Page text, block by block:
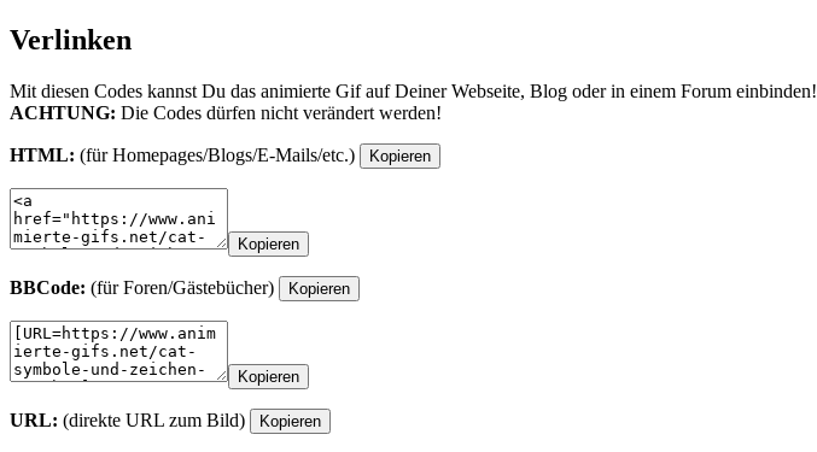
Verlinken
Mit diesen Codes kannst Du das animierte Gif auf Deiner Webseite, Blog oder in einem Forum einbinden!
ACHTUNG: Die Codes dürfen nicht verändert werden!
HTML: (für Homepages/Blogs/E-Mails/etc.) Kopieren
Kopieren
BBCode: (für Foren/Gästebücher) Kopieren
Kopieren
URL: (direkte URL zum Bild) Kopieren